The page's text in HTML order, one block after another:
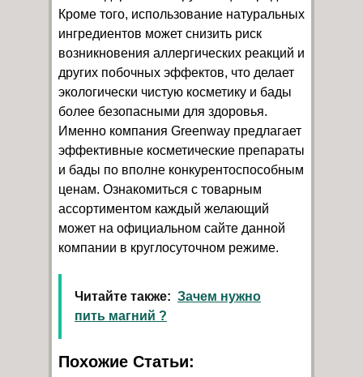
Кроме того, использование натуральных
ингредиентов может снизить риск
возникновения аллергических реакций и
других побочных эффектов, что делает
экологически чистую косметику и бады
более безопасными для здоровья.
Именно компания Greenway предлагает
эффективные косметические препараты
и бады по вполне конкурентоспособным
ценам. Ознакомиться с товарным
ассортиментом каждый желающий
может на официальном сайте данной
компании в круглосуточном режиме.
Читайте также: Зачем нужно
пить магний ?
Похожие Статьи: